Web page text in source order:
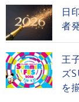
日
者
王
ズ
を